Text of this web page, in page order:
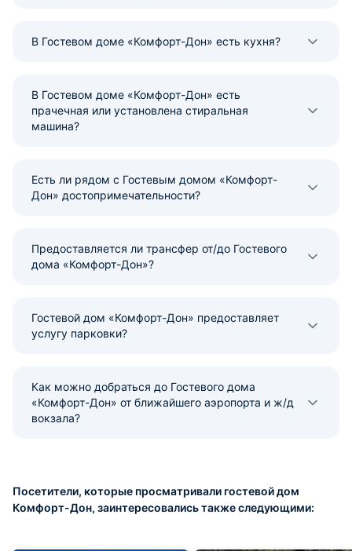
В Гостевом доме «Комфорт-Дон» есть кухня?
В Гостевом доме «Комфорт-Дон» есть
прачечная или установлена стиральная
машина?
Есть ли рядом с Гостевым домом «Комфорт-
Дон» достопримечательности?
Предоставляется ли трансфер от/до Гостевого
дома «Комфорт-Дон»?
Гостевой дом «Комфорт-Дон» предоставляет
услугу парковки?
Как можно добраться до Гостевого дома
«Комфорт-Дон» от ближайшего аэропорта и ж/д
вокзала?
Посетители, которые просматривали гостевой дом
Комфорт-Дон, заинтересовались также следующими: